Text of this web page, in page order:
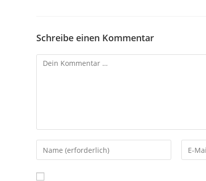
Schreibe einen Kommentar
Kommentar
Gib
deinen
Namen
Gib
deine